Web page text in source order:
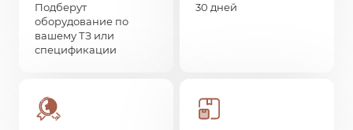
Подберут
оборудование по
вашему ТЗ или
спецификации
30 дней